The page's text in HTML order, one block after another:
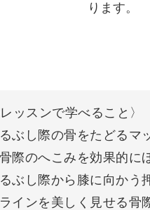
には、効果を最大化で
ントを組み合わせれば、
ります。
レッスンで学べること〉
ぶし際の骨をたどるマ
際のへこみを効果的に
ぶし際から膝に向かう
インを美しく見せる骨